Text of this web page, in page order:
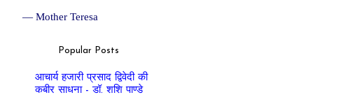
― Mother Teresa
Popular Posts
आचार्य हजारी प्रसाद द्विवेदी की
कबीर साधना - डॉ. शशि पाण्डे